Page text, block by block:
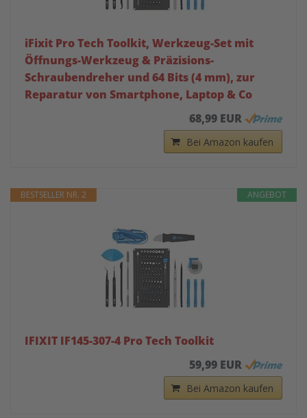
iFixit Pro Tech Toolkit, Werkzeug-Set mit
Öffnungs-Werkzeug & Präzisions-
Schraubendreher und 64 Bits (4 mm), zur
Reparatur von Smartphone, Laptop & Co
68,99 EUR
Bei Amazon kaufen
ANGEBOT
BESTSELLER NR. 2
IFIXIT IF145-307-4 Pro Tech Toolkit
59,99 EUR
Bei Amazon kaufen